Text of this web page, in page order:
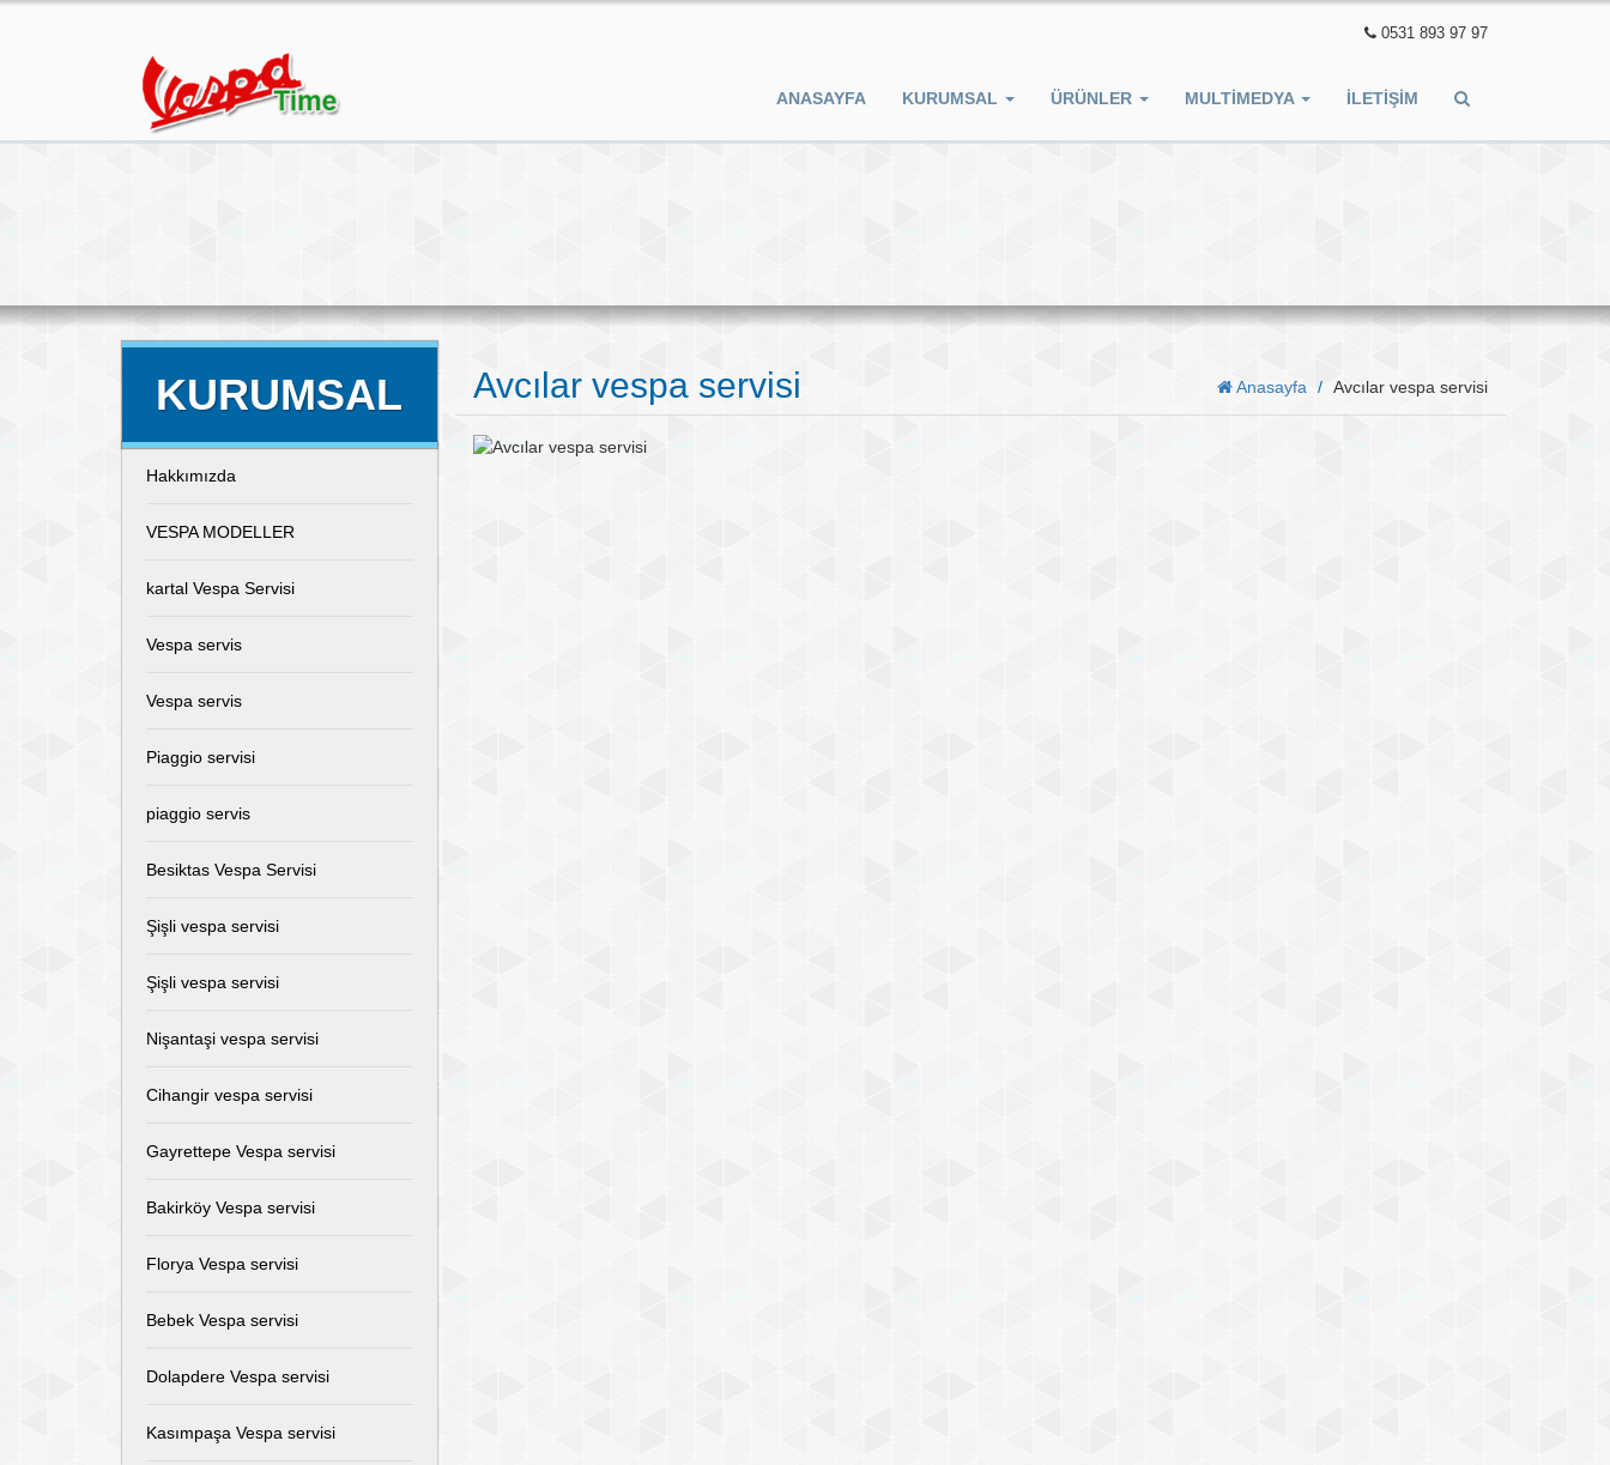
0531 893 97 97
ANASAYFA KURUMSAL ÜRÜNLER MULTIMEDYA İLETIŞIM
Avcılar vespa servisi Anasayfa Avcılar vespa servisi
KURUMSAL
Hakkımızda
VESPA MODELLER
kartal Vespa Servisi
Vespa servis
Vespa servis
Piaggio servisi
piaggio servis
Besiktas Vespa Servisi
Şişli vespa servisi
Şişli vespa servisi
Nişantaşi vespa servisi
Cihangir vespa servisi
Gayrettepe Vespa servisi
Bakirköy Vespa servisi
Florya Vespa servisi
Bebek Vespa servisi
Dolapdere Vespa servisi
Kasımpaşa Vespa servisi